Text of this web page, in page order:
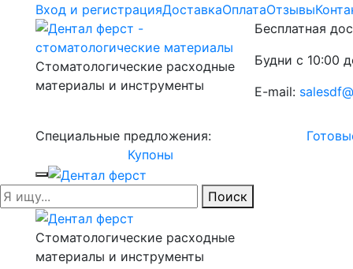
Вход и регистрацияДоставкаОплатаОтзывы
Стоматологические расходные
материалы и инструменты
Бесплатная
Будни с 10:00
E-mail:
Специальные предложения:
Купоны
Поиск
Стоматологические расходные
материалы и инструменты